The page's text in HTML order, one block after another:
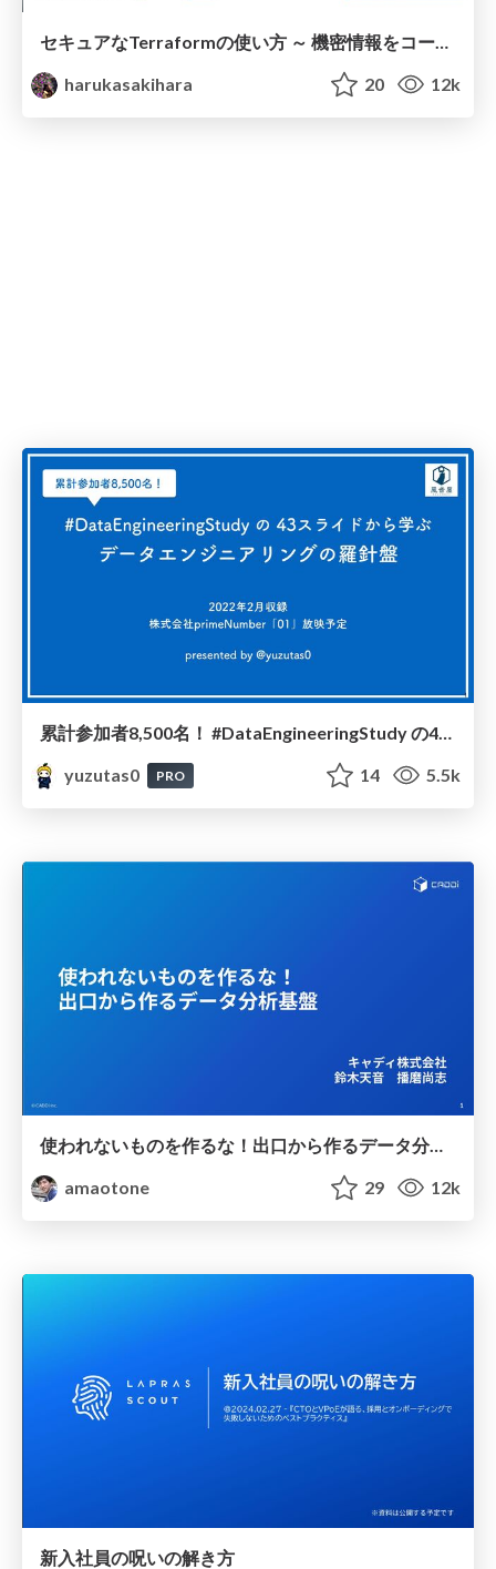
セキュアなTerraformの使い方 ～ 機密情報をコードに含めず環境構築するにはどうしたらいいの？
harukasakihara
20 12k
yuzutas0
PRO 14 5.5k
使われないものを作るな！出口から作るデータ分析基盤 / Data Platform Development Starting from the User Needs
amaotone
29 12k
新入社員の呪いの解き方